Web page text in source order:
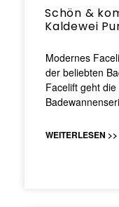
Schön &
Kaldewei
Modernes
der beliebten
Facelift geht
WEITERLESEN >>